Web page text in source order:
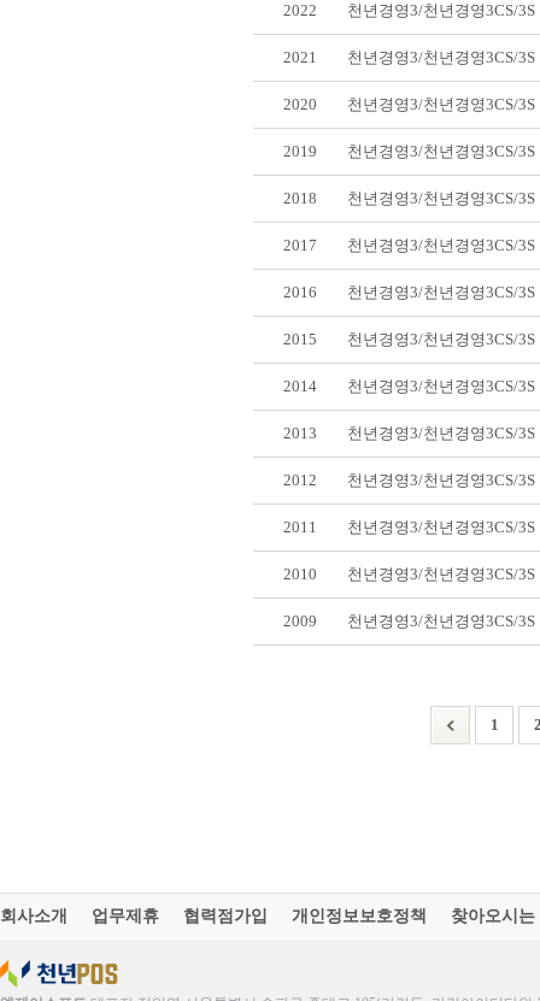
2022 천년경영3/천년경영3CS/
2021 천년경영3/천년경영3CS/
2020 천년경영3/천년경영3CS/
2019 천년경영3/천년경영3CS/
2018 천년경영3/천년경영3CS/
2017 천년경영3/천년경영3CS/
2016 천년경영3/천년경영3CS/
2015 천년경영3/천년경영3CS/
2014 천년경영3/천년경영3CS/
2013 천년경영3/천년경영3CS/
2012 천년경영3/천년경영3CS/
2011 천년경영3/천년경영3CS/
2010 천년경영3/천년경영3CS/
2009 천년경영3/천년경영3CS/
1
회사소개 업무제휴 협력점가입 개인정보보호정책 찾아오시는